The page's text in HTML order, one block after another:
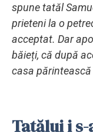
spune tatăl
prieteni la o
acceptat. Dar
băieți, că după
casa părintească
Tatălui i